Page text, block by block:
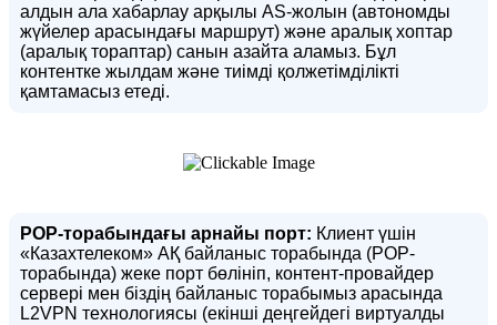
алдын ала хабарлау арқылы AS-жолын (автономды
жүйелер арасындағы маршрут) және аралық хоптар
(аралық тораптар) санын азайта аламыз. Бұл
контентке жылдам және тиімді қолжетімділікті
қамтамасыз етеді.
POP-торабындағы арнайы порт: Клиент үшін
«Казахтелеком» АҚ байланыс торабында (POP-
торабында) жеке порт бөлініп, контент-провайдер
сервері мен біздің байланыс торабымыз арасында
L2VPN технологиясы (екінші деңгейдегі виртуалды